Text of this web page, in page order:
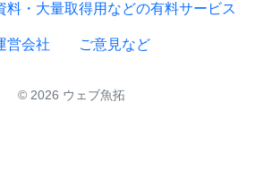
料・大量取得用などの有料サービス
営会社 ご意見など
© 2026 ウェブ魚拓